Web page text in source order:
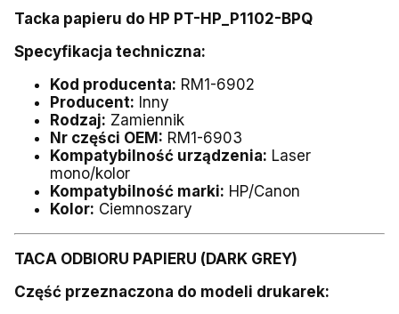
Tacka papieru do HP PT-HP_P1102-BPQ
Specyfikacja techniczna:
Kod producenta: RM1-6902
Producent: Inny
Rodzaj: Zamiennik
Nr części OEM: RM1-6903
Kompatybilność urządzenia: Laser
mono/kolor
Kompatybilność marki: HP/Canon
Kolor: Ciemnoszary
TACA ODBIORU PAPIERU (DARK GREY)
Część przeznaczona do modeli drukarek: